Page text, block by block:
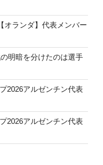
オランダ】代表メンバー
明暗を分けたのは選手
2026アルゼンチン代表
2026アルゼンチン代表